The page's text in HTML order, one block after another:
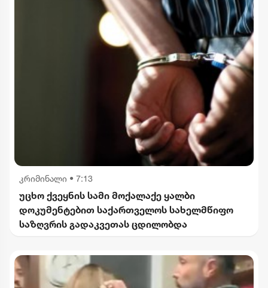
კრიმინალი • 7:13
უცხო ქვეყნის სამი მოქალაქე ყალბი
დოკუმენტებით საქართველოს სახელმწიფო
საზღვრის გადაკვეთას ცდილობდა